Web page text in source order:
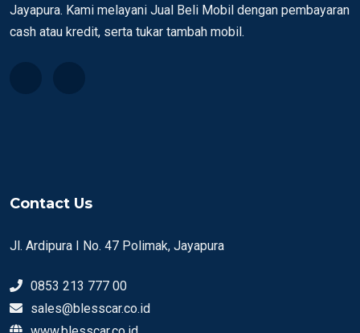
Jayapura. Kami melayani Jual Beli Mobil dengan pembayaran
cash atau kredit, serta tukar tambah mobil.
Contact Us
Jl. Ardipura I No. 47 Polimak, Jayapura
0853 213 777 00
sales@blesscar.co.id